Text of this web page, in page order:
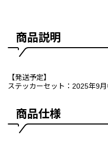
商品説明
【発送予定】
ステッカーセット：2025年9
商品仕様